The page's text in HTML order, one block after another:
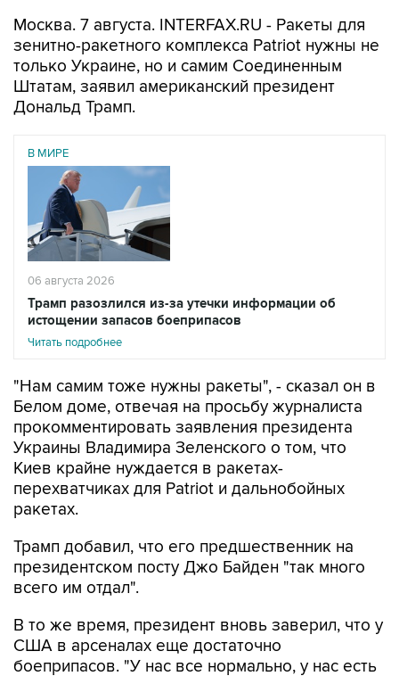
Москва. 7 августа. INTERFAX.RU - Ракеты для
зенитно-ракетного комплекса Patriot нужны не
только Украине, но и самим Соединенным
Штатам, заявил американский президент
Дональд Трамп.
В МИРЕ
06 августа 2026
Трамп разозлился из-за утечки информации об
истощении запасов боеприпасов
Читать подробнее
"Нам самим тоже нужны ракеты", - сказал он в
Белом доме, отвечая на просьбу журналиста
прокомментировать заявления президента
Украины Владимира Зеленского о том, что
Киев крайне нуждается в ракетах-
перехватчиках для Patriot и дальнобойных
ракетах.
Трамп добавил, что его предшественник на
президентском посту Джо Байден "так много
всего им отдал".
В то же время, президент вновь заверил, что у
США в арсеналах еще достаточно
боеприпасов. "У нас все нормально, у нас есть